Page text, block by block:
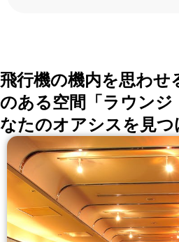
飛行機の機内を思わせ
のある空間「ラウンジ
なたのオアシスを見つ